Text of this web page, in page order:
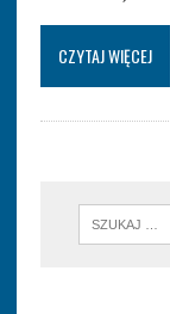
CZYTAJ WIĘCEJ